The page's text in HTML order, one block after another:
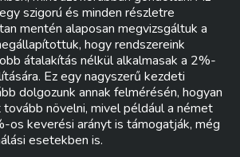
szigorú és minden részletre
mentén alaposan megvizsgáltuk a
hogy rendszereink
átalakítás nélkül alkalmasak a 2%-
Ez egy nagyszerű kezdeti
dolgozunk annak felmérésén, hogyan
növelni, mivel például a német
os keverési arányt is támogatják, még
esetekben is.